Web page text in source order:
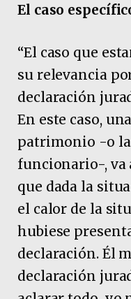
El caso
“El caso que
su relevancia
declaración
En este caso,
patrimonio -o
funcionario-, va
que dada la
el calor de la
hubiese
declaración. Él
declaración